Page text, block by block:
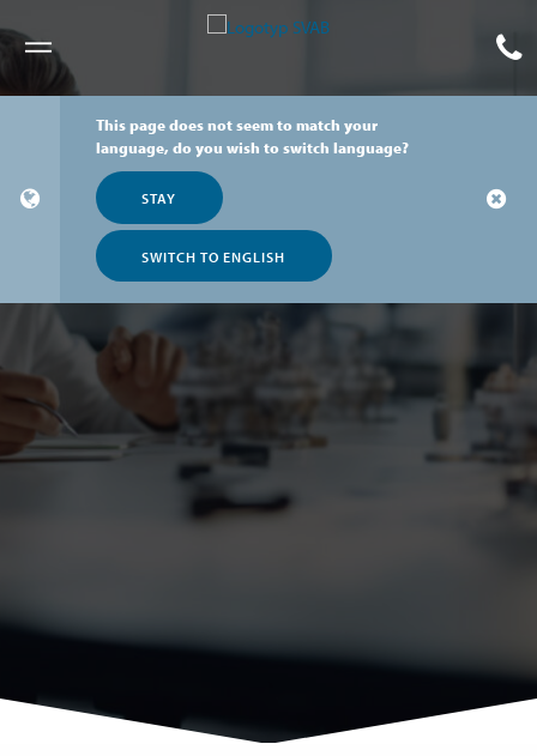
Meny
This page does not seem to match your
language, do you wish to switch language?
STAY
SWITCH TO ENGLISH